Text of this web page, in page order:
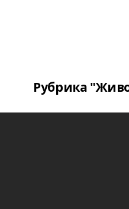
Рубрика